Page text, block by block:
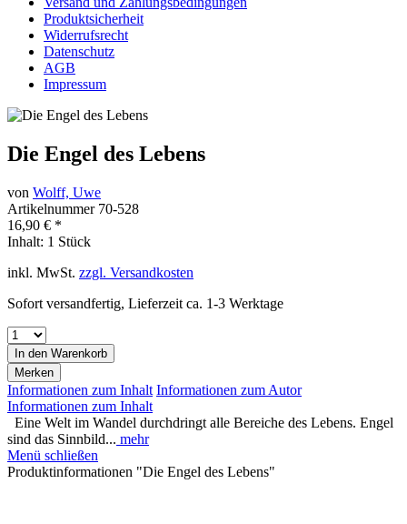
Produktsicherheit
Widerrufsrecht
Datenschutz
AGB
Impressum
Die Engel des Lebens
von Wolff, Uwe
Artikelnummer 70-528
16,90 € *
Inhalt: 1 Stück
inkl. MwSt. zzgl. Versandkosten
Sofort versandfertig, Lieferzeit ca. 1-3 Werktage
In den Warenkorb
Merken
Informationen zum Inhalt Informationen zum Autor
Informationen zum Inhalt
Eine Welt im Wandel durchdringt alle Bereiche des Lebens. Engel
sind das Sinnbild... mehr
Menü schließen
Produktinformationen "Die Engel des Lebens"